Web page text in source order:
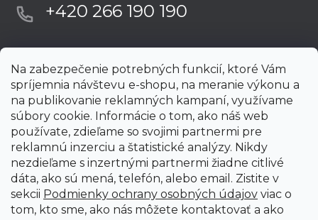
Na zabezpečenie potrebných funkcií, ktoré Vám
spríjemnia návštevu e-shopu, na meranie výkonu a
na publikovanie reklamných kampaní, využívame
súbory cookie. Informácie o tom, ako náš web
používate, zdieľame so svojimi partnermi pre
reklamnú inzerciu a štatistické analýzy. Nikdy
nezdieľame s inzertnými partnermi žiadne citlivé
dáta, ako sú mená, telefón, alebo email. Zistite v
sekcii Podmienky ochrany osobných údajov viac o
tom, kto sme, ako nás môžete kontaktovať a ako
+420 266 190 190